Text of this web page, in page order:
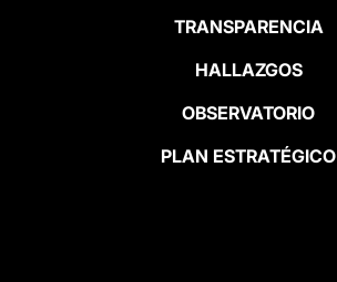
TRANSPARENCIA
HALLAZGOS
OBSERVATORIO
PLAN ESTRATÉGICO